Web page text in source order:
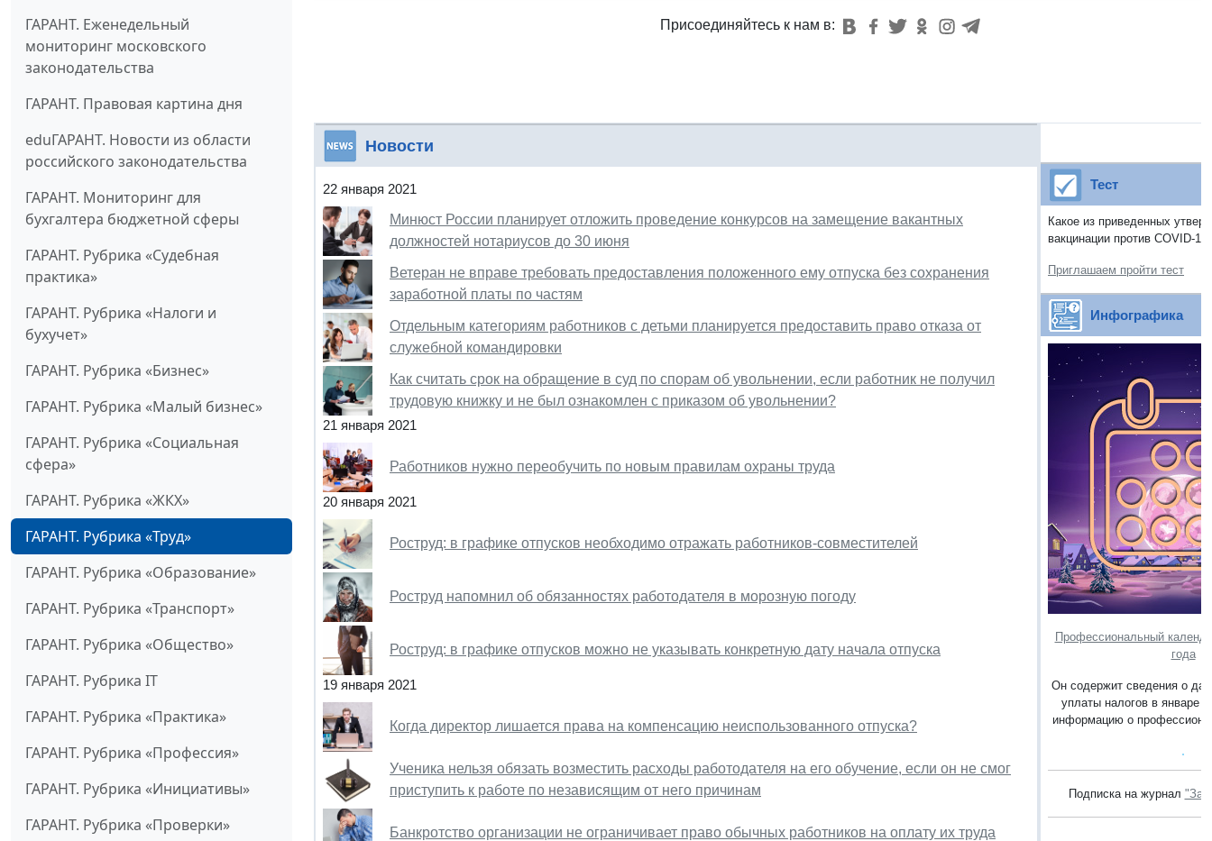
ГАРАНТ. Еженедельный
мониторинг московского
законодательства
ГАРАНТ. Правовая картина дня
eduГАРАНТ. Новости из области
российского законодательства
ГАРАНТ. Мониторинг для
бухгалтера бюджетной сферы
ГАРАНТ. Рубрика «Судебная
практика»
ГАРАНТ. Рубрика «Налоги и
бухучет»
ГАРАНТ. Рубрика «Бизнес»
ГАРАНТ. Рубрика «Малый бизнес»
ГАРАНТ. Рубрика «Социальная
сфера»
ГАРАНТ. Рубрика «ЖКХ»
ГАРАНТ. Рубрика «Труд»
ГАРАНТ. Рубрика «Образование»
ГАРАНТ. Рубрика «Транспорт»
ГАРАНТ. Рубрика «Общество»
ГАРАНТ. Рубрика IT
ГАРАНТ. Рубрика «Практика»
ГАРАНТ. Рубрика «Профессия»
ГАРАНТ. Рубрика «Инициативы»
ГАРАНТ. Рубрика «Проверки»
Присоединяйтесь к нам в:
Новости
22 января 2021
Минюст России планирует отложить проведение конкурсов на замещение вакантных
должностей нотариусов до 30 июня
Ветеран не вправе требовать предоставления положенного ему отпуска без сохранения
заработной платы по частям
Отдельным категориям работников с детьми планируется предоставить право отказа от
служебной командировки
Как считать срок на обращение в суд по спорам об увольнении, если работник не получил
трудовую книжку и не был ознакомлен с приказом об увольнении?
21 января 2021
Работников нужно переобучить по новым правилам охраны труда
20 января 2021
Роструд: в графике отпусков необходимо отражать работников-совместителей
Роструд напомнил об обязанностях работодателя в морозную погоду
Роструд: в графике отпусков можно не указывать конкретную дату начала отпуска
19 января 2021
Когда директор лишается права на компенсацию неиспользованного отпуска?
Ученика нельзя обязать возместить расходы работодателя на его обучение, если он не смог
приступить к работе по независящим от него причинам
Банкротство организации не ограничивает право обычных работников на оплату их труда
Тест
Какое из приведенных
вакцинации против COVID-19
Приглашаем пройти тест
Инфографика
Профессиональный
года
Он содержит сведения о
уплаты налогов в январе
информацию о
Подписка на журнал